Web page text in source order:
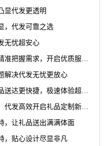
显代发更透明
，代发可靠之选
无忧超安心
企业级客户服务：专人对接，精准把握需求，开启优质服务新篇章
解决代发无忧更放心
企业级配送网络全国覆盖，礼品送达更快捷，极速体验超省心
定制礼品生产周期：准时交付，代发高效开启礼品定制新篇章
，让礼品送出满满体面
，贴心设计尽显非凡